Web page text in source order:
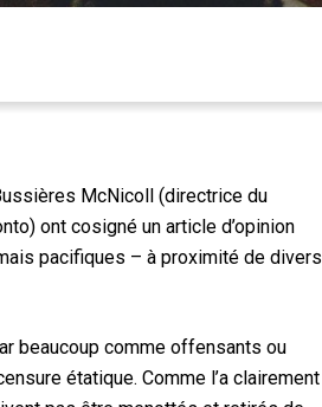
McNicoll (directrice du
ont cosigné un article d’opinion
pacifiques – à proximité de divers
beaucoup comme offensants ou
étatique. Comme l’a clairement